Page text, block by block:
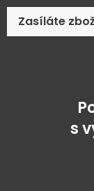
Zasíláte
s